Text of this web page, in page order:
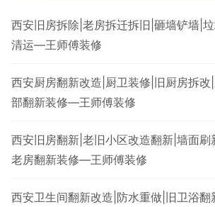
西安旧房拆除|老房拆迁拆旧|砸墙铲墙|
清运—王师傅装修
西安厨房翻新改造|厨卫装修|旧厨房拆改
部翻新装修—王师傅装修
西安旧房翻新|老旧小区改造翻新|墙面刷
老房翻新装修—王师傅装修
西安卫生间翻新改造|防水重做|旧卫浴翻